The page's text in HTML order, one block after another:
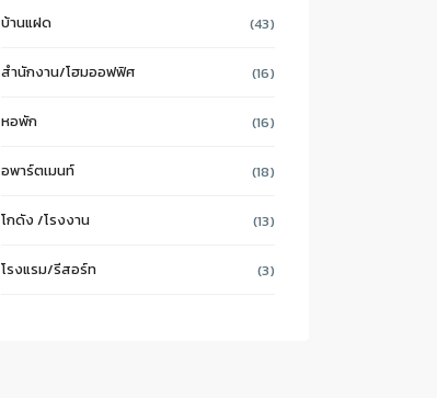
บ้านแฝด (43)
สำนักงาน/โฮมออฟฟิศ (16)
หอพัก (16)
อพาร์ตเมนท์ (18)
โกดัง /โรงงาน (13)
โรงแรม/รีสอร์ท (3)